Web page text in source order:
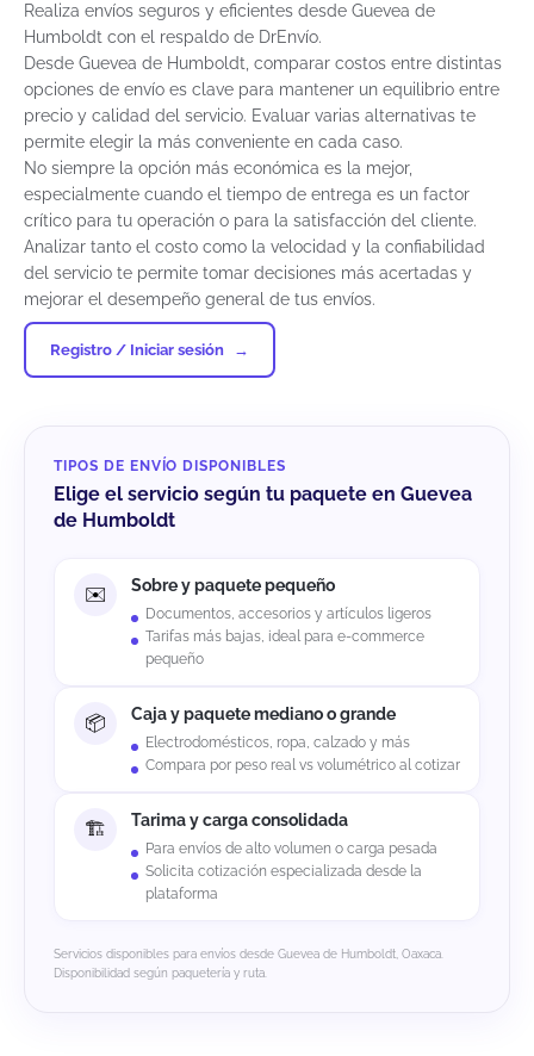
Realiza envíos seguros y eficientes desde Guevea de
Humboldt con el respaldo de DrEnvío.
Desde Guevea de Humboldt, comparar costos entre distintas
opciones de envío es clave para mantener un equilibrio entre
precio y calidad del servicio. Evaluar varias alternativas te
permite elegir la más conveniente en cada caso.
No siempre la opción más económica es la mejor,
especialmente cuando el tiempo de entrega es un factor
crítico para tu operación o para la satisfacción del cliente.
Analizar tanto el costo como la velocidad y la confiabilidad
del servicio te permite tomar decisiones más acertadas y
mejorar el desempeño general de tus envíos.
Registro / Iniciar sesión
TIPOS DE ENVÍO DISPONIBLES
Elige el servicio según tu paquete en Guevea
de Humboldt
Sobre y paquete pequeño
Documentos, accesorios y artículos ligeros
Tarifas más bajas, ideal para e-commerce
pequeño
Caja y paquete mediano o grande
Electrodomésticos, ropa, calzado y más
Compara por peso real vs volumétrico al cotizar
Tarima y carga consolidada
Para envíos de alto volumen o carga pesada
Solicita cotización especializada desde la
plataforma
Servicios disponibles para envíos desde Guevea de Humboldt, Oaxaca.
Disponibilidad según paquetería y ruta.